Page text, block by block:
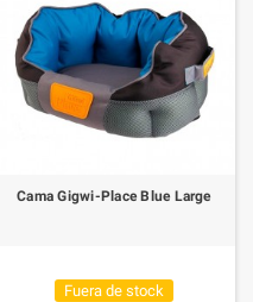
Cama Gigwi-Place Blue Large
Fuera de stock